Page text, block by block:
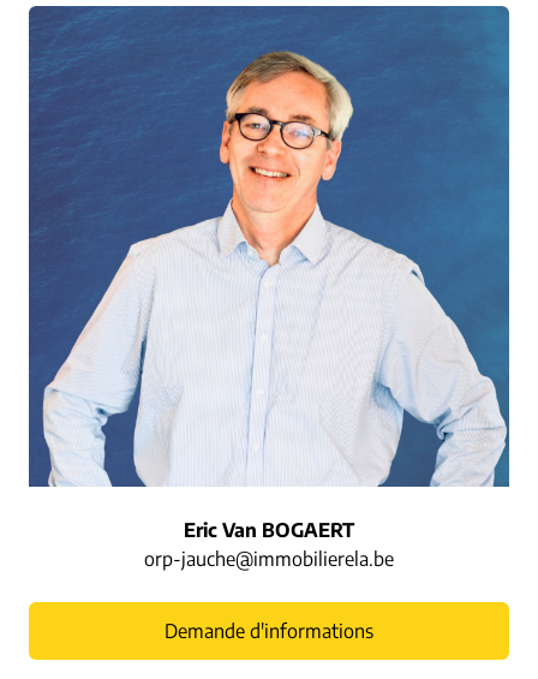
Eric Van BOGAERT
orp-jauche@immobilierela.be
Demande d'informations